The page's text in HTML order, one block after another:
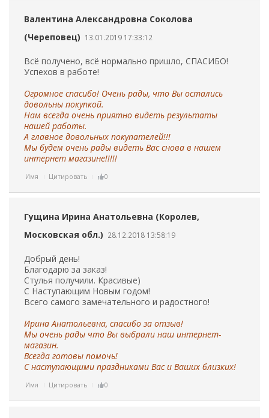
Валентина Александровна Соколова
(Череповец) 13.01.2019 17:33:12
Всё получено, всё нормально пришло, СПАСИБО!
Успехов в работе!
Огромное спасибо! Очень рады, что Вы остались
довольны покупкой.
Нам всегда очень приятно видеть результаты
нашей работы.
А главное довольных покупателей!!!
Мы будем очень рады видеть Вас снова в нашем
интернет магазине!!!!!
Имя Цитировать 0
Гущина Ирина Анатольевна (Королев,
Московская обл.) 28.12.2018 13:58:19
Добрый день!
Благодарю за заказ!
Стулья получили. Красивые)
С Наступающим Новым годом!
Всего самого замечательного и радостного!
Ирина Анатольевна, спасибо за отзыв!
Мы очень рады что Вы выбрали наш интернет-
магазин.
Всегда готовы помочь!
С наступающими праздниками Вас и Ваших близких!
Имя Цитировать 0